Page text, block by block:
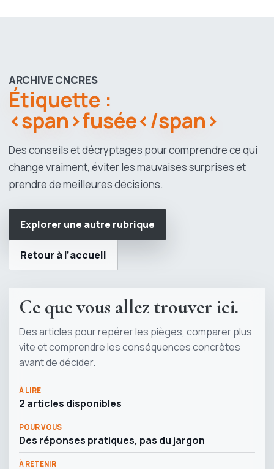
ARCHIVE CNCRES
Étiquette :
<span>fusée</span>
Des conseils et décryptages pour comprendre ce qui
change vraiment, éviter les mauvaises surprises et
prendre de meilleures décisions.
Explorer une autre rubrique
Retour à l’accueil
Ce que vous allez trouver ici.
Des articles pour repérer les pièges, comparer plus
vite et comprendre les conséquences concrètes
avant de décider.
À LIRE
2 articles disponibles
POUR VOUS
Des réponses pratiques, pas du jargon
À RETENIR